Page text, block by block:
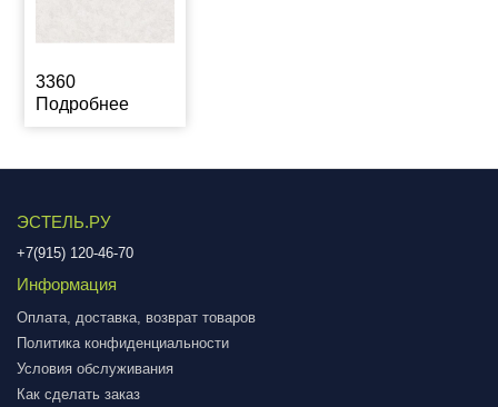
3360
Подробнее
ЭСТЕЛЬ.РУ
+7(915) 120-46-70
Информация
Оплата, доставка, возврат товаров
Политика конфиденциальности
Условия обслуживания
Как сделать заказ